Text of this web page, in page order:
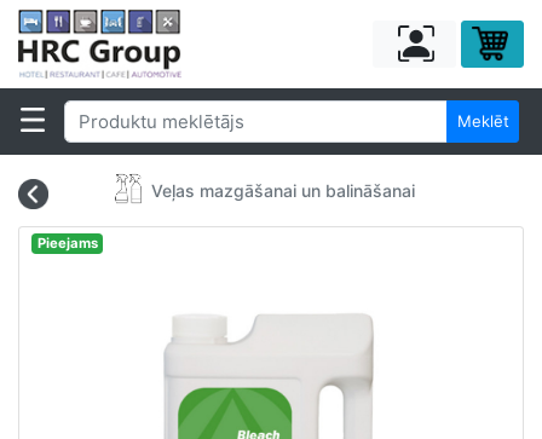
Meklēt
Veļas mazgāšanai un balināšanai
Pieejams